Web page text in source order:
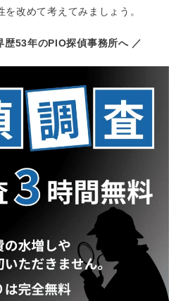
改めて考えてみましょう。
歴53年のPIO探偵事務所へ ／